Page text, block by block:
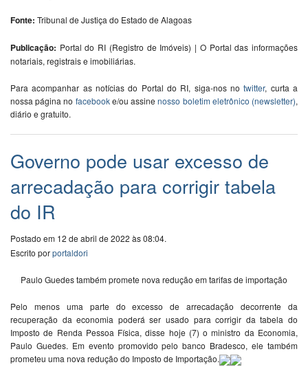
Fonte: Tribunal de Justiça do Estado de Alagoas
Publicação: Portal do RI (Registro de Imóveis) | O Portal das informações
notariais, registrais e imobiliárias.
Para acompanhar as notícias do Portal do RI, siga-nos notwitter, curta a
nossa página no facebooke/ou assinenosso boletim eletrônico (newsletter),
diário e gratuito.
Governo pode usar excesso de
arrecadação para corrigir tabela
do IR
Postado em 12 de abril de 2022 às 08:04.
Escrito porportaldori
Paulo Guedes também promete nova redução em tarifas de importação
Pelo menos uma parte do excesso de arrecadação decorrente da
recuperação da economia poderá ser usado para corrigir da tabela do
Imposto de Renda Pessoa Física, disse hoje (7) o ministro da Economia,
Paulo Guedes. Em evento promovido pelo banco Bradesco, ele também
prometeu uma nova redução do Imposto de Importação.